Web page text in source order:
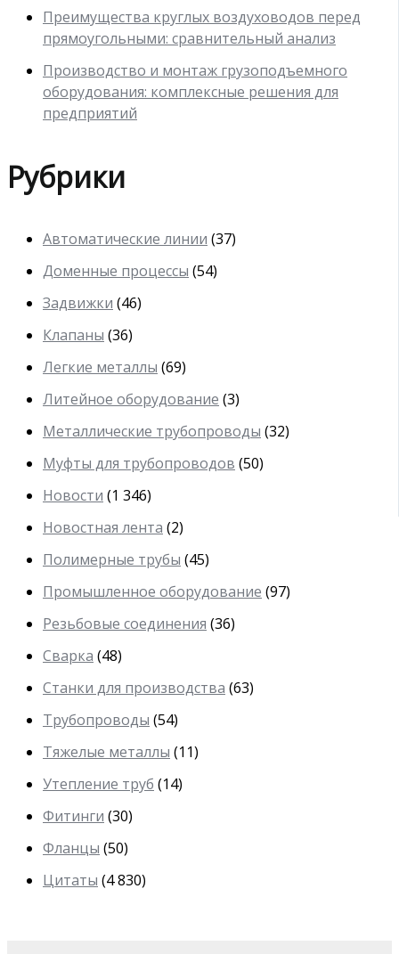
Преимущества круглых воздуховодов перед
прямоугольными: сравнительный анализ
Производство и монтаж грузоподъемного
оборудования: комплексные решения для
предприятий
Рубрики
Автоматические линии (37)
Доменные процессы (54)
Задвижки (46)
Клапаны (36)
Легкие металлы (69)
Литейное оборудование (3)
Металлические трубопроводы (32)
Муфты для трубопроводов (50)
Новости (1 346)
Новостная лента (2)
Полимерные трубы (45)
Промышленное оборудование (97)
Резьбовые соединения (36)
Сварка (48)
Станки для производства (63)
Трубопроводы (54)
Тяжелые металлы (11)
Утепление труб (14)
Фитинги (30)
Фланцы (50)
Цитаты (4 830)